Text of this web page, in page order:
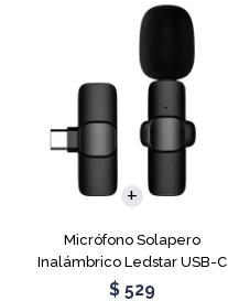
Micrófono Solapero
Inalámbrico Ledstar USB-C
$ 529